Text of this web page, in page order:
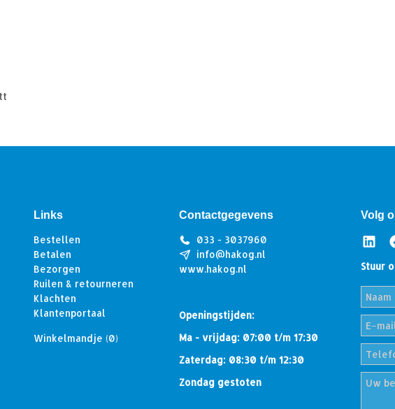
Links
Bestellen
Betalen
Bezorgen
Ruilen & retourneren
Klachten
Klantenportaal
Winkelmandje (0)
Contactgegevens
033 - 3037960
info@hakog.nl
www.hakog.nl
Openingstijden:
Ma - vrijdag: 07:00 t/m 17:30
Zaterdag: 08:30 t/m 12:30
Zondag gestoten
Volg
Stuur